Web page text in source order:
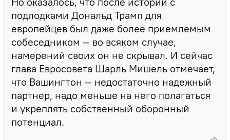
подлодками Дональд Трамп для
европейцев был даже более приемлемым
собеседником — во всяком случае,
намерений своих он не скрывал. И сейчас
глава Евросовета Шарль Мишель отмечает,
что Вашингтон — недостаточно надежный
партнер, надо меньше на него полагаться
и укреплять собственный оборонный
потенциал.